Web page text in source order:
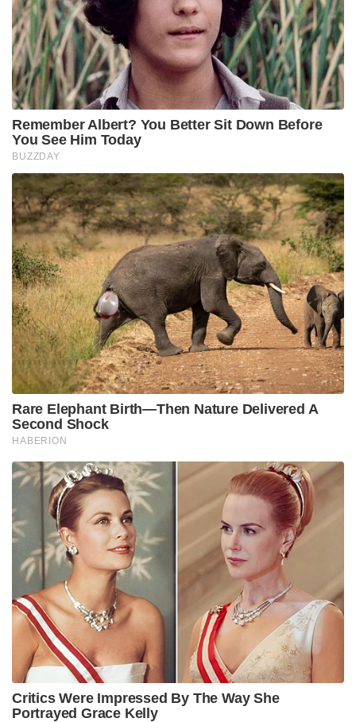
Remember Albert? You Better Sit Down Before
You See Him Today
BUZZDAY
Rare Elephant Birth—Then Nature Delivered A
Second Shock
HABERION
Critics Were Impressed By The Way She
Portrayed Grace Kelly